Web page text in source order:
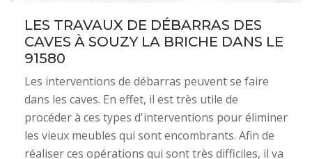
LES TRAVAUX DE DÉBARRAS DES
CAVES À SOUZY LA BRICHE DANS LE
91580
Les interventions de débarras peuvent se faire
dans les caves. En effet, il est très utile de
procéder à ces types d'interventions pour éliminer
les vieux meubles qui sont encombrants. Afin de
réaliser ces opérations qui sont très difficiles, il va